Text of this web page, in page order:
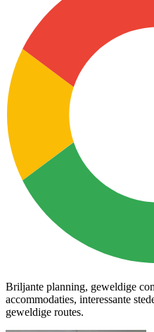
Briljante planning, geweldige
accommodaties, interessante
geweldige routes.